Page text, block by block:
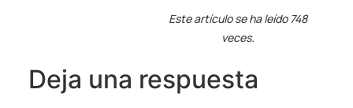
Este artículo se ha leído 748
veces.
Deja una respuesta